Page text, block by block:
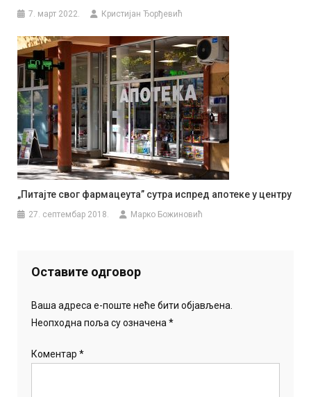
7. март 2022. Кристијан Ђорђевић
„Питајте свог фармацеута” сутра испред апотеке у центру
27. септембар 2018. Марко Божиновић
Оставите одговор
Ваша адреса е-поште неће бити објављена.
Неопходна поља су означена*
Коментар*